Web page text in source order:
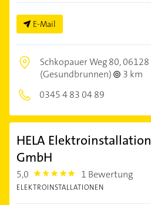
E-Mail
Schkopauer Weg 80,06128
(Gesundbrunnen)
3 km
0345 4 83 04 89
HELA
GmbH
5,0 5.0 1 Bewertung
ELEKTROINSTALLATIONEN